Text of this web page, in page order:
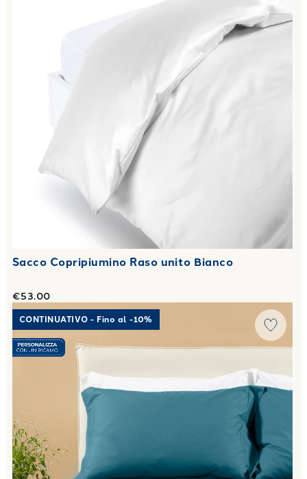
Sacco Copripiumino Raso unito Bianco
€53.00
Link to "Completo Lenzuola Matrimoniale Percalle tinta
CONTINUATIVO - Fino al -10%